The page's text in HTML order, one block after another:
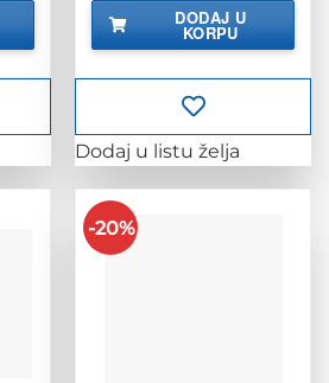
KM.
bila
24.88 KM.
je:
19.90 KM.
DODAJ U
KORPU
Dodaj u listu želja
-20%